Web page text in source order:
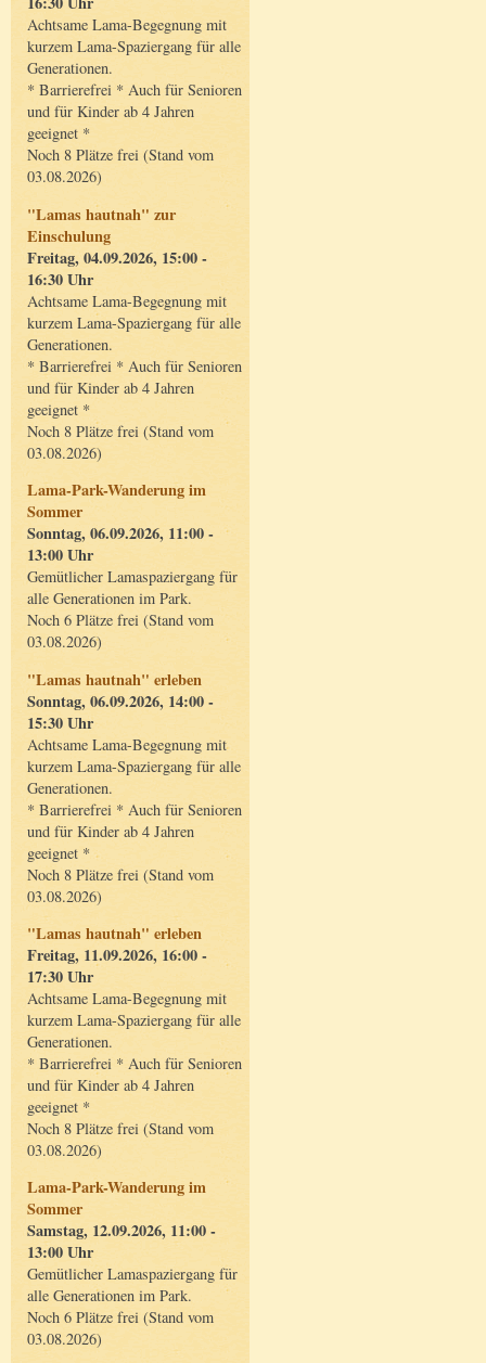
Achtsame Lama-Begegnung mit
kurzem Lama-Spaziergang für alle
Generationen.
* Barrierefrei * Auch für Senioren
und für Kinder ab 4 Jahren
geeignet *
Noch 8 Plätze frei (Stand vom
03.08.2026)
"Lamas hautnah" zur
Einschulung
Freitag, 04.09.2026, 15:00 -
16:30 Uhr
Achtsame Lama-Begegnung mit
kurzem Lama-Spaziergang für alle
Generationen.
* Barrierefrei * Auch für Senioren
und für Kinder ab 4 Jahren
geeignet *
Noch 8 Plätze frei (Stand vom
03.08.2026)
Lama-Park-Wanderung im
Sommer
Sonntag, 06.09.2026, 11:00 -
13:00 Uhr
Gemütlicher Lamaspaziergang für
alle Generationen im Park.
Noch 6 Plätze frei (Stand vom
03.08.2026)
"Lamas hautnah" erleben
Sonntag, 06.09.2026, 14:00 -
15:30 Uhr
Achtsame Lama-Begegnung mit
kurzem Lama-Spaziergang für alle
Generationen.
* Barrierefrei * Auch für Senioren
und für Kinder ab 4 Jahren
geeignet *
Noch 8 Plätze frei (Stand vom
03.08.2026)
"Lamas hautnah" erleben
Freitag, 11.09.2026, 16:00 -
17:30 Uhr
Achtsame Lama-Begegnung mit
kurzem Lama-Spaziergang für alle
Generationen.
* Barrierefrei * Auch für Senioren
und für Kinder ab 4 Jahren
geeignet *
Noch 8 Plätze frei (Stand vom
03.08.2026)
Lama-Park-Wanderung im
Sommer
Samstag, 12.09.2026, 11:00 -
13:00 Uhr
Gemütlicher Lamaspaziergang für
alle Generationen im Park.
Noch 6 Plätze frei (Stand vom
03.08.2026)